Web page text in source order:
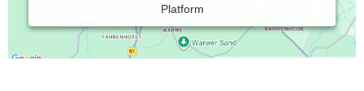
Platform